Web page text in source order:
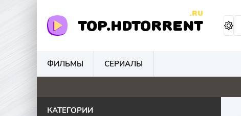
TOP.HDTORRENT
.RU
ФИЛЬМЫ СЕРИАЛЫ
0 0 0 0
КАТЕГОРИИ